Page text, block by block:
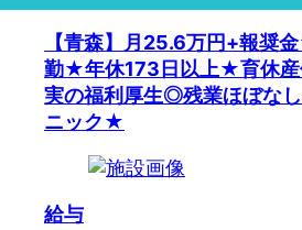
【青森】月25.6万円+報奨
勤★年休173日以上★育休
実の福利厚生◎残業ほぼな
ニック★
給与